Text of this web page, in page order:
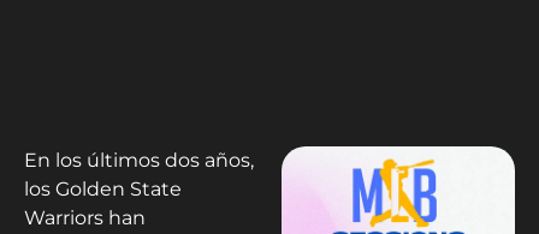
En los últimos dos años,
los Golden State
Warriors han